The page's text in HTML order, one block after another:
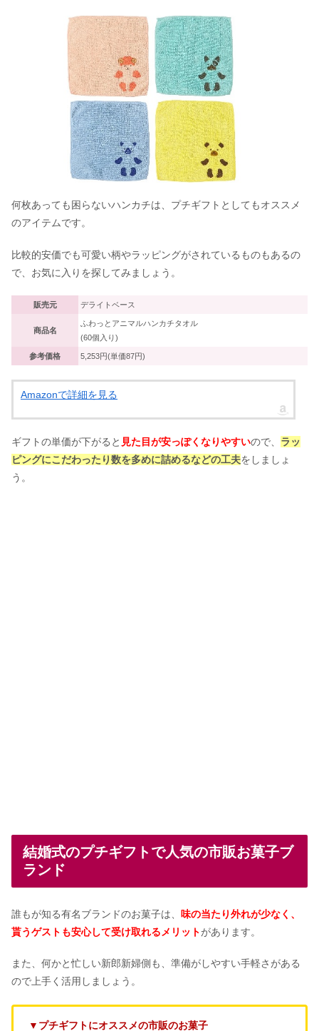
何枚あっても困らないハンカチは、プチギフトとしてもオススメ
のアイテムです。
比較的安価でも可愛い柄やラッピングがされているものもあるの
で、お気に入りを探してみましょう。
販売元 デライトベース
商品名
ふわっとアニマルハンカチタオル
(60個入り)
参考価格 5,253円(単価87円)
Amazonで詳細を見る
ギフトの単価が下がると 見た目が安っぽくなりやすいので、 ラッ
ピングにこだわったり数を多めに詰めるなどの工夫をしましょ
う。
結婚式のプチギフトで人気の市販お菓子ブ
ランド
誰もが知る有名ブランドのお菓子は、
味の当たり外れが少なく、
貰うゲストも安心して受け取れるメリットがあります。
また、何かと忙しい新郎新婦側も、準備がしやすい手軽さがある
ので上手く活用しましょう。
▼プチギフトにオススメの市販のお菓子